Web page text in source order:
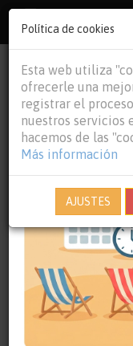
€
Cierre por
de agosto de
agosto.
Hagan por favor
Destacado
Política de cookies
Esta web utiliza
ofrecerle una
registrar el
nuestros servicios
hacemos de las
Más información
AJUSTES